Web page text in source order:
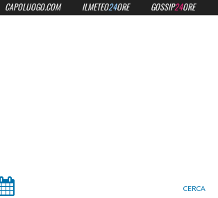
CAPOLUOGO.COM ILMETEO24ORE GOSSIP24ORE